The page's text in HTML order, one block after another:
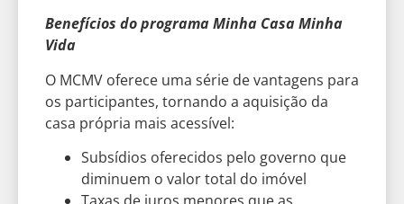
Benefícios do programa Minha Casa Minha
Vida
O MCMV oferece uma série de vantagens para
os participantes, tornando a aquisição da
casa própria mais acessível:
Subsídios oferecidos pelo governo que
diminuem o valor total do imóvel